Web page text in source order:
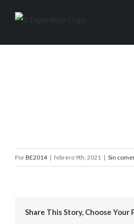
PorBE2014 | febrero 9th, 2021 | Sin
Share This Story, Choose Your